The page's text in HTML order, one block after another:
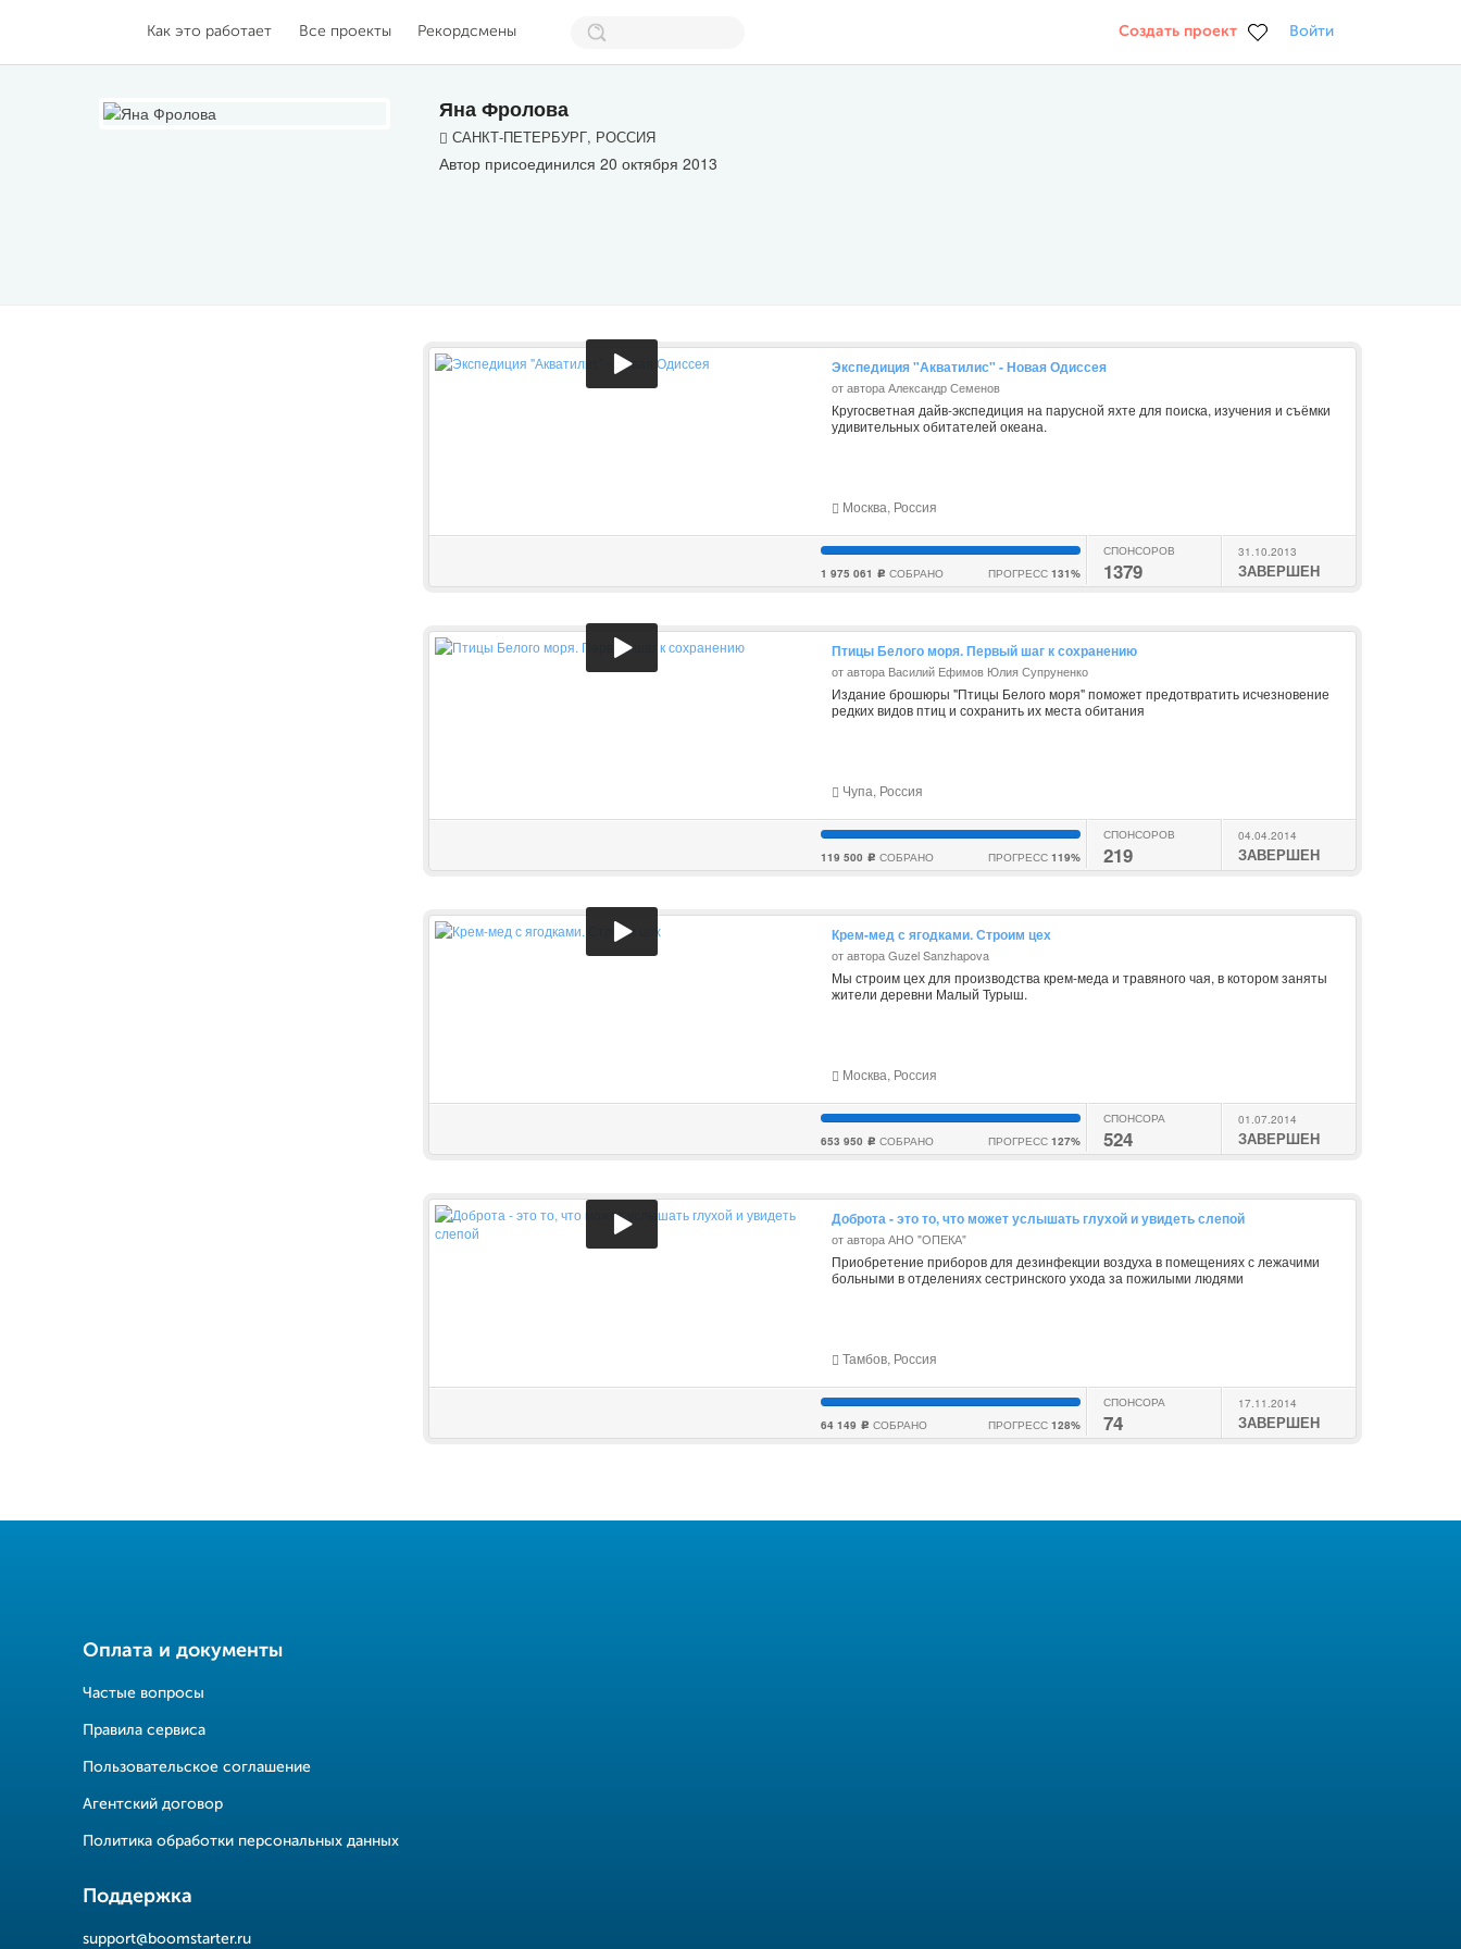
Как это работает Все проекты Рекордсмены Создать проект Войти
Яна Фролова
САНКТ-ПЕТЕРБУРГ, РОССИЯ
Автор присоединился 20 октября 2013
Экспедиция "Акватилис" - Новая Одиссея
от автора Александр Семенов
Кругосветная дайв-экспедиция на парусной яхте для поиска, изучения и съёмки
удивительных обитателей океана.
Москва, Россия
1 975 061 c СОБРАНО ПРОГРЕСС 131%
СПОНСОРОВ
1379
31.10.2013
ЗАВЕРШЕН
Птицы Белого моря. Первый шаг к сохранению
от автора Василий Ефимов Юлия Супруненко
Издание брошюры "Птицы Белого моря" поможет предотвратить исчезновение
редких видов птиц и сохранить их места обитания
Чупа, Россия
119 500 c СОБРАНО ПРОГРЕСС 119%
СПОНСОРОВ
219
04.04.2014
ЗАВЕРШЕН
Крем-мед с ягодками. Строим цех
от автора Guzel Sanzhapova
Мы строим цех для производства крем-меда и травяного чая, в котором заняты
жители деревни Малый Турыш.
Москва, Россия
653 950 c СОБРАНО ПРОГРЕСС 127%
СПОНСОРА
524
01.07.2014
ЗАВЕРШЕН
Доброта - это то, что может услышать глухой и увидеть слепой
от автора АНО "ОПЕКА"
Приобретение приборов для дезинфекции воздуха в помещениях с лежачими
больными в отделениях сестринского ухода за пожилыми людями
Тамбов, Россия
64 149 c СОБРАНО ПРОГРЕСС 128%
СПОНСОРА
74
17.11.2014
ЗАВЕРШЕН
Оплата и документы
Частые вопросы
Правила сервиса
Пользовательское соглашение
Агентский договор
Политика обработки персональных данных
Поддержка
support@boomstarter.ru